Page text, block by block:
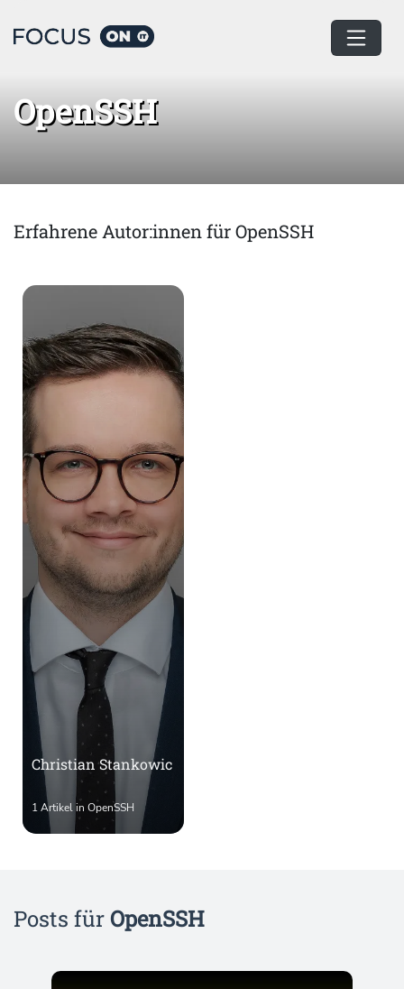
Home OpenSSH
OpenSSH
Erfahrene Autor:innen für OpenSSH
Christian Stankowic
1 Artikel in OpenSSH
Posts fürOpenSSH